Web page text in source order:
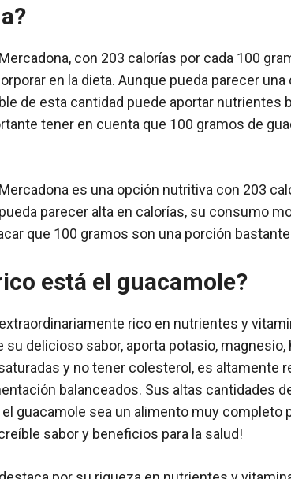
con 203 calorías por cada 100
en la dieta. Aunque pueda parecer una
de esta cantidad puede aportar nutrientes
tener en cuenta que 100 gramos de
es una opción nutritiva con 203
parecer alta en calorías, su consumo
que 100 gramos son una porción
está el guacamole?
rico en nutrientes y
su delicioso sabor, aporta potasio,
y no tener colesterol, es altamente
balanceados. Sus altas cantidades
guacamole sea un alimento muy completo
sabor y beneficios para la salud!